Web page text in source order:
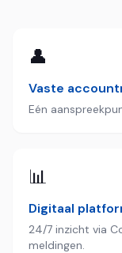
👤
Vaste
Eén
📊
Digitaal
24/7 inzicht via
meldingen.